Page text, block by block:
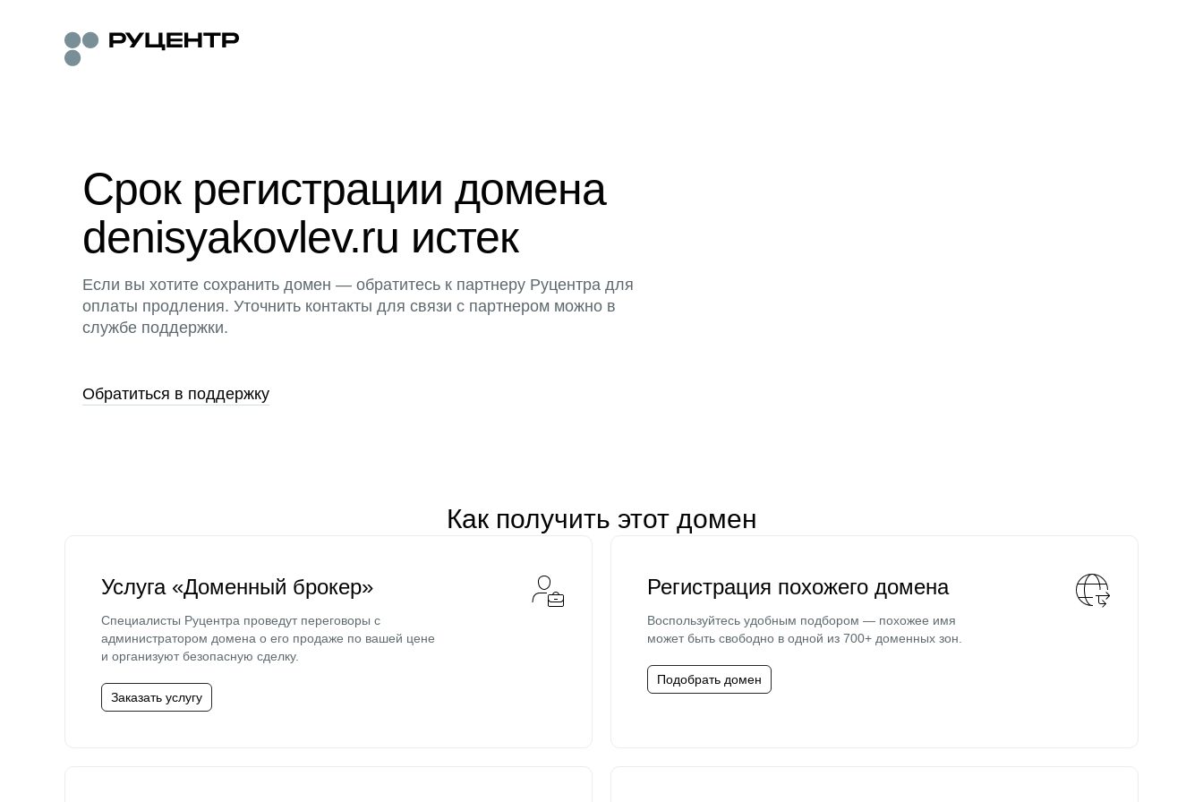
Срок регистрации домена
denisyakovlev.ru истек
Если вы хотите сохранить домен — обратитесь к партнеру Руцентра для
оплаты продления. Уточнить контакты для связи с партнером можно в
службе поддержки.
Обратиться в поддержку
Как получить этот домен
Услуга «Доменный брокер»
Специалисты Руцентра проведут переговоры с
администратором домена о его продаже по вашей цене
и организуют безопасную сделку.
Заказать услугу
Регистрация похожего домена
Воспользуйтесь удобным подбором — похожее имя
может быть свободно в одной из 700+ доменных зон.
Подобрать домен